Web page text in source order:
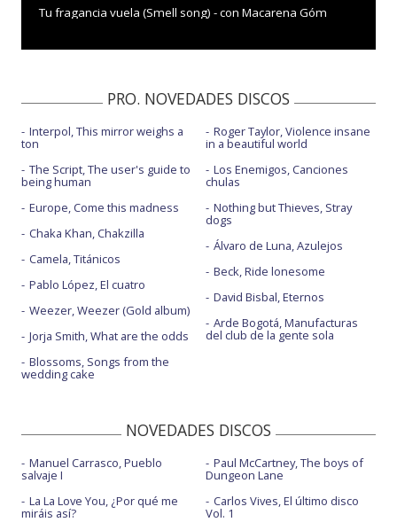
Tu fragancia vuela (Smell song) - con Macarena Góm
PRO. NOVEDADES DISCOS
Interpol, This mirror weighs a
ton
The Script, The user's guide to
being human
Europe, Come this madness
Chaka Khan, Chakzilla
Camela, Titánicos
Pablo López, El cuatro
Weezer, Weezer (Gold album)
Jorja Smith, What are the odds
Blossoms, Songs from the
wedding cake
Roger Taylor, Violence insane
in a beautiful world
Los Enemigos, Canciones
chulas
Nothing but Thieves, Stray
dogs
Álvaro de Luna, Azulejos
Beck, Ride lonesome
David Bisbal, Eternos
Arde Bogotá, Manufacturas
del club de la gente sola
NOVEDADES DISCOS
Manuel Carrasco, Pueblo
salvaje I
La La Love You, ¿Por qué me
miráis así?
Paul McCartney, The boys of
Dungeon Lane
Carlos Vives, El último disco
Vol. 1